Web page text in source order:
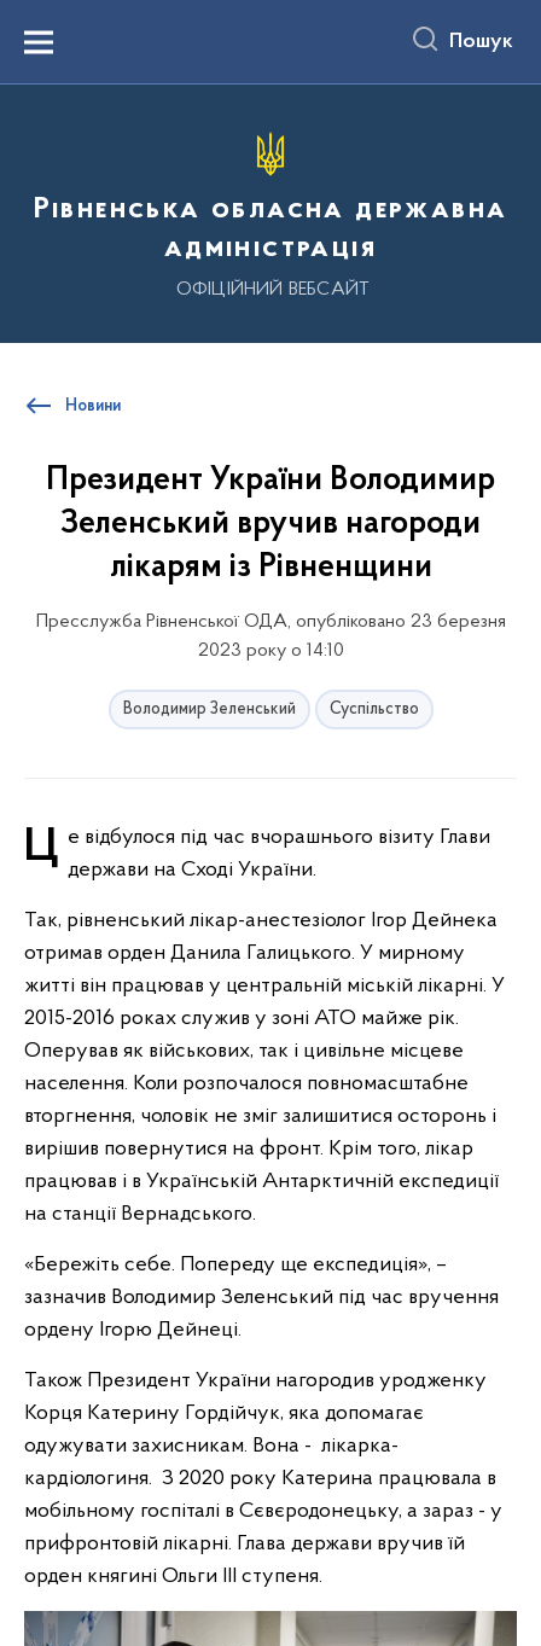
вмістуMenu Пошук
Рівненська обласна державна
адміністрація
ОФІЦІЙНИЙ ВЕБСАЙТ
Новини
Президент України Володимир
Зеленський вручив нагороди
лікарям із Рівненщини
Пресслужба Рівненської ОДА, опубліковано 23 березня
2023 року о 14:10
Володимир Зеленський Суспільство
Це відбулося під час вчорашнього візиту Глави держави на Сході України.
Так, рівненський лікар-анестезіолог Ігор Дейнека
отримав орден Данила Галицького. У мирному
житті він працював у центральній міській лікарні. У
2015-2016 роках служив у зоні АТО майже рік.
Оперував як військових, так і цивільне місцеве
населення. Коли розпочалося повномасштабне
вторгнення, чоловік не зміг залишитися осторонь і
вирішив повернутися на фронт. Крім того, лікар
працював і в Українській Антарктичній експедиції
на станції Вернадського.
«Бережіть себе. Попереду ще експедиція», –
зазначив Володимир Зеленський під час вручення
ордену Ігорю Дейнеці.
Також Президент України нагородив уродженку
Корця Катерину Гордійчук, яка допомагає
одужувати захисникам. Вона - лікарка-
кардіологиня. З 2020 року Катерина працювала в
мобільному госпіталі в Сєвєродонецьку, а зараз - у
прифронтовій лікарні. Глава держави вручив їй
орден княгині Ольги ІІІ ступеня.